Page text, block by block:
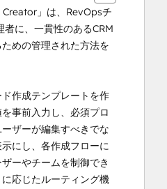
Creator」は、RevOpsチ
に、一貫性のあるCRM
めの管理された方法を
作成テンプレートを作
事前入力し、必須プロ
ザーが編集すべきでな
にし、各作成フローに
ーやチームを制御でき
応じたルーティング機